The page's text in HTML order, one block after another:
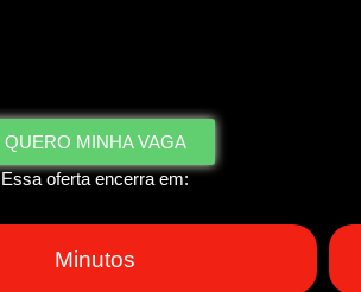
QUERO MINHA VAGA
Essa oferta encerra em:
Minutos